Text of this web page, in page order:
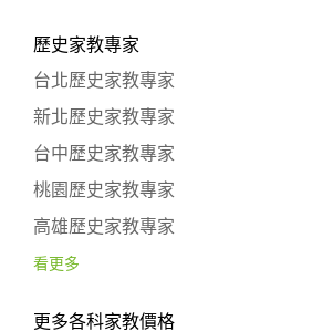
歷史家教專家
台北歷史家教專家
新北歷史家教專家
台中歷史家教專家
桃園歷史家教專家
高雄歷史家教專家
看更多
更多各科家教價格